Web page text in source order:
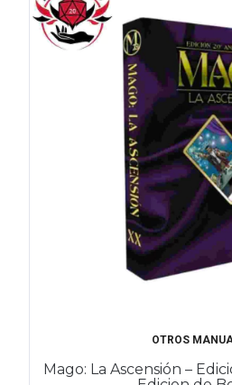
OTROS
Mago: La Ascensión –